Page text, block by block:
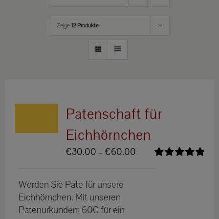
Zeige 12 Produkte
Patenschaft für
Eichhörnchen
€30.00 – €60.00Preisspanne:
Werden Sie Pate für unsere
Eichhörnchen. Mit unseren
Patenurkunden: 60€ für ein